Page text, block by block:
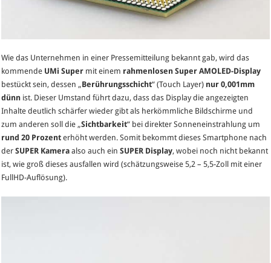
Wie das Unternehmen in einer Pressemitteilung bekannt gab, wird das
kommende UMi Super mit einem rahmenlosen Super AMOLED-Display
bestückt sein, dessen „Berührungsschicht“ (Touch Layer) nur 0,001mm
dünn ist. Dieser Umstand führt dazu, dass das Display die angezeigten
Inhalte deutlich schärfer wieder gibt als herkömmliche Bildschirme und
zum anderen soll die „Sichtbarkeit“ bei direkter Sonneneinstrahlung um
rund 20 Prozent erhöht werden. Somit bekommt dieses Smartphone nach
derSUPER Kamera also auch einSUPER Display, wobei noch nicht bekannt
ist, wie groß dieses ausfallen wird (schätzungsweise 5,2 – 5,5-Zoll mit einer
FullHD-Auflösung).